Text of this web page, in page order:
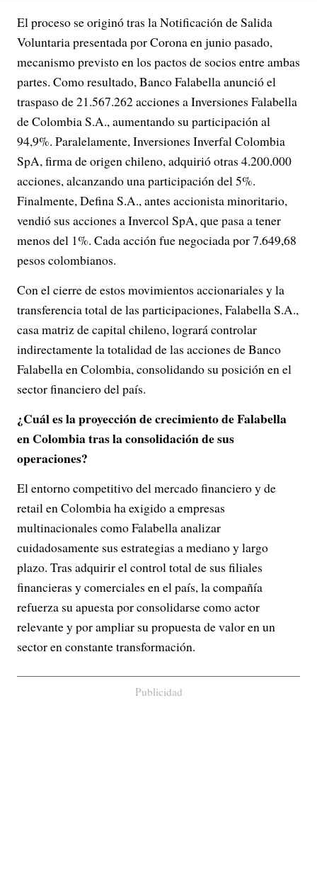
El proceso se originó tras la Notificación de Salida
Voluntaria presentada por Corona en junio pasado,
mecanismo previsto en los pactos de socios entre ambas
partes. Como resultado, Banco Falabella anunció el
traspaso de 21.567.262 acciones a Inversiones Falabella
de Colombia S.A., aumentando su participación al
94,9%. Paralelamente, Inversiones Inverfal Colombia
SpA, firma de origen chileno, adquirió otras 4.200.000
acciones, alcanzando una participación del 5%.
Finalmente, Defina S.A., antes accionista minoritario,
vendió sus acciones a Invercol SpA, que pasa a tener
menos del 1%. Cada acción fue negociada por 7.649,68
pesos colombianos.
Con el cierre de estos movimientos accionariales y la
transferencia total de las participaciones, Falabella S.A.,
casa matriz de capital chileno, logrará controlar
indirectamente la totalidad de las acciones de Banco
Falabella en Colombia, consolidando su posición en el
sector financiero del país.
¿Cuál es la proyección de crecimiento de Falabella
en Colombia tras la consolidación de sus
operaciones?
El entorno competitivo del mercado financiero y de
retail en Colombia ha exigido a empresas
multinacionales como Falabella analizar
cuidadosamente sus estrategias a mediano y largo
plazo. Tras adquirir el control total de sus filiales
financieras y comerciales en el país, la compañía
refuerza su apuesta por consolidarse como actor
relevante y por ampliar su propuesta de valor en un
sector en constante transformación.
Publicidad